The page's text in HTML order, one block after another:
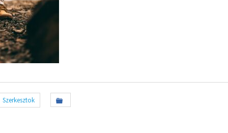
Szerkesztok